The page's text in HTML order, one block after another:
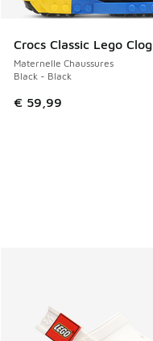
Crocs Classic Lego Clog
Maternelle Chaussures
Black - Black
€ 59,99